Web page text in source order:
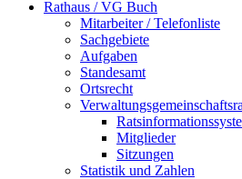
Rathaus / VG Buch
Mitarbeiter / Telefonliste
Sachgebiete
Aufgaben
Standesamt
Ortsrecht
Mitglieder
Sitzungen
Statistik und Zahlen